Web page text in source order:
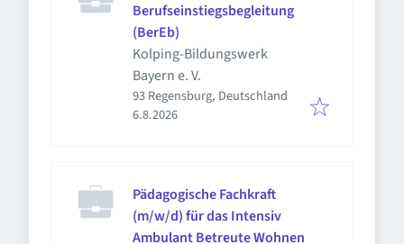
Berufseinstiegsbegleitung
(BerEb)
Kolping-Bildungswerk
Bayern e. V.
93 Regensburg, Deutschland
Veröffentlicht
6.8.2026
Pädagogische Fachkraft
(m/w/d) für das Intensiv
Ambulant Betreute Wohnen